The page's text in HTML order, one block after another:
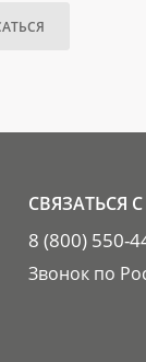
СВЯЗАТЬСЯ
8 (800) 550-
Звонок по